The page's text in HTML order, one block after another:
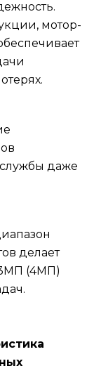
мотор-
даже
делает
(4МП)